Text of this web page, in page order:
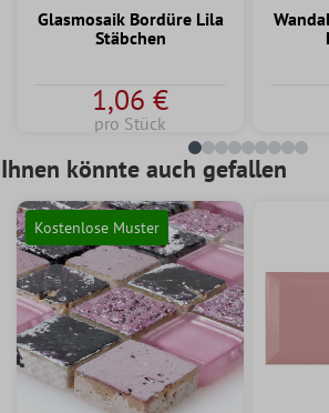
Glasmosaik Bordüre Lila
Stäbchen
1,06 €
pro Stück
Ihnen könnte auch gefallen
Kostenlose Muster